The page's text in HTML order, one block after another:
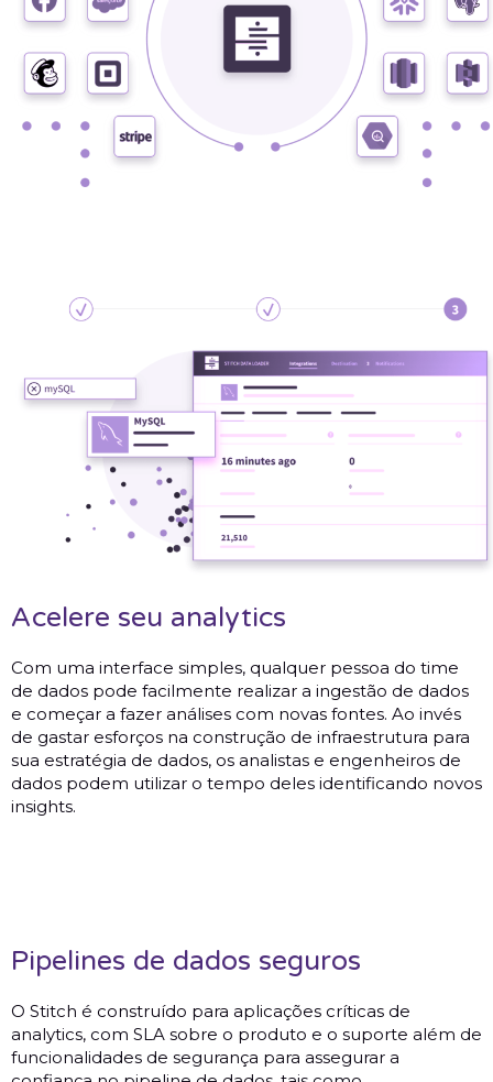
Acelere seu analytics
Com uma interface simples, qualquer pessoa do time
de dados pode facilmente realizar a ingestão de dados
e começar a fazer análises com novas fontes. Ao invés
de gastar esforços na construção de infraestrutura para
sua estratégia de dados, os analistas e engenheiros de
dados podem utilizar o tempo deles identificando novos
insights.
Pipelines de dados seguros
O Stitch é construído para aplicações críticas de
analytics, com SLA sobre o produto e o suporte além de
funcionalidades de segurança para assegurar a